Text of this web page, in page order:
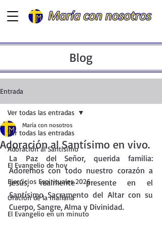
Blog
Entrada
Ver todas las entradas
Adoración al Santísimo
El Evangelio de hoy
Ejercicios Espirituales 2026
Oración de la mañana
El Evangelio en un minuto
Ver todas las entradas
Adoración al Santísimo en vivo.
María con nosotros
La Paz del Señor, querida familia:
Adoremos con todo nuestro corazón a
Jesús, realmente presente en el
Santísimo Sacramento del Altar con su
Cuerpo, Sangre, Alma y Divinidad.